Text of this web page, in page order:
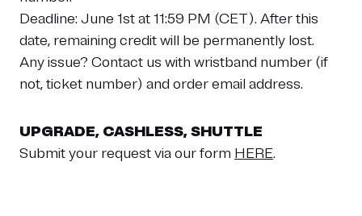
Deadline: June 1st at 11:59 PM (CET). After this
date, remaining credit will be permanently lost.
Any issue? Contact us with wristband number (if
not, ticket number) and order email address.
UPGRADE, CASHLESS, SHUTTLE
Submit your request via our form HERE.